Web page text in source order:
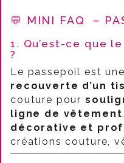
💬 MINI FAQ –
1. Qu’est-ce que
?
Le passepoil est une
recouverte d’un
couture pour
ligne de vêtement
décorative et
créations couture,